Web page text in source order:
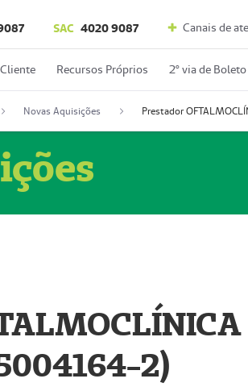
SAC 4020 9087 Canais de
Cliente Recursos Próprios 2º via de Boleto
Novas Aquisições
2)